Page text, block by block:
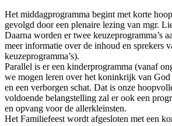
Het middagprogramma begint met korte
gevolgd door een plenaire lezing van mgr.
Daarna worden er twee keuzeprogramma’s
meer informatie over de inhoud en sprekers
keuzeprogramma’s).
Parallel is er een kinderprogramma (vanaf
we mogen leren over het koninkrijk van
en een verborgen schat. Dat is onze
voldoende belangstelling zal er ook een
en opvang voor de allerkleinsten.
Het Familiefeest wordt afgesloten met een